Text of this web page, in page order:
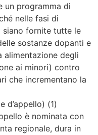
un programma di
nelle fasi di
fornite tutte le
sostanze dopanti e
alimentazione degli
ai minori) contro
che incrementano la
d’appello) (1)
è nominata con
regionale, dura in